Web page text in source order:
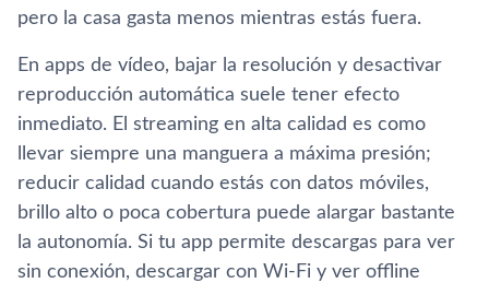
pero la casa gasta menos mientras estás fuera.
En apps de vídeo, bajar la resolución y desactivar
reproducción automática suele tener efecto
inmediato. El streaming en alta calidad es como
llevar siempre una manguera a máxima presión;
reducir calidad cuando estás con datos móviles,
brillo alto o poca cobertura puede alargar bastante
la autonomía. Si tu app permite descargas para ver
sin conexión, descargar con Wi-Fi y ver offline